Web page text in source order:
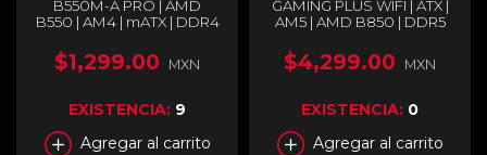
B550M-A PRO | AMD
B550 | AM4 | mATX | DDR4
$1,299.00 MXN
EXISTENCIA: 9
Agregar al carrito
GAMING PLUS WIFI | ATX |
AM5 | AMD B850 | DDR5
DisplayPort | Wi-Fi 7 |
Bluetooth 5.4 | Blanco /
PLUS WIFI
$4,299.00 MXN
EXISTENCIA: 0
Agregar al carrito